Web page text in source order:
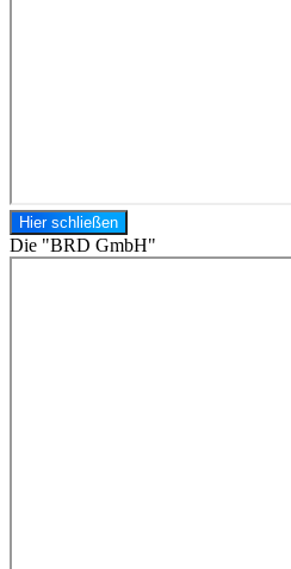
Hier schließen
Die "BRD GmbH"